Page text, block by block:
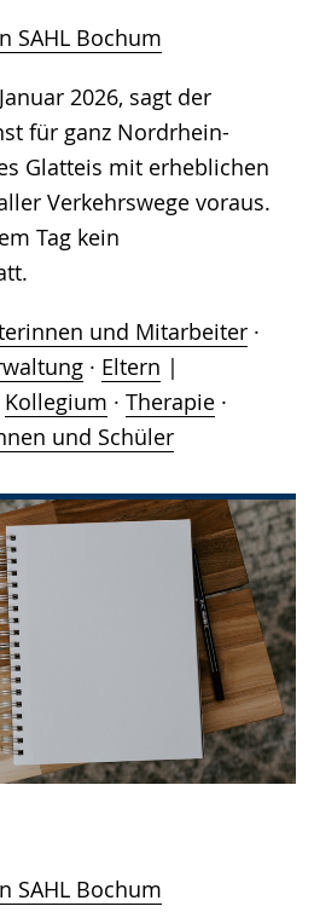
SAHL Bochum
2026, sagt der
für ganz Nordrhein-
Glatteis mit erheblichen
Verkehrswege voraus.
Tag kein
und Mitarbeiter ·
· Eltern
Kollegium · Therapie ·
und Schüler
SAHL Bochum